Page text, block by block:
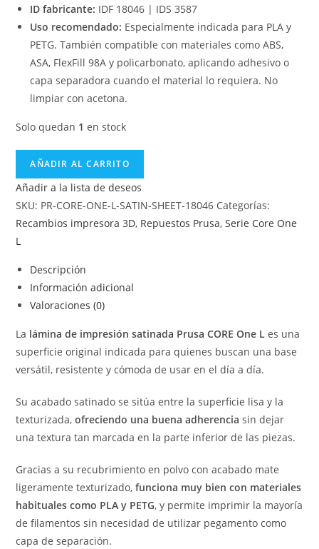
ID fabricante: IDF 18046 | IDS 3587
Uso recomendado: Especialmente indicada para PLA y
PETG. También compatible con materiales como ABS,
ASA, FlexFill 98A y policarbonato, aplicando adhesivo o
capa separadora cuando el material lo requiera. No
limpiar con acetona.
Solo quedan 1 en stock
AÑADIR AL CARRITO
Añadir a la lista de deseos
SKU: PR-CORE-ONE-L-SATIN-SHEET-18046 Categorías:
Recambios impresora 3D, Repuestos Prusa,Serie Core One
L
Descripción
Información adicional
Valoraciones (0)
La lámina de impresión satinada Prusa CORE One L es una
superficie original indicada para quienes buscan una base
versátil, resistente y cómoda de usar en el día a día.
Su acabado satinado se sitúa entre la superficie lisa y la
texturizada,ofreciendo una buena adherencia sin dejar
una textura tan marcada en la parte inferior de las piezas.
Gracias a su recubrimiento en polvo con acabado mate
ligeramente texturizado,funciona muy bien con materiales
habituales como PLA y PETG, y permite imprimir la mayoría
de filamentos sin necesidad de utilizar pegamento como
capa de separación.